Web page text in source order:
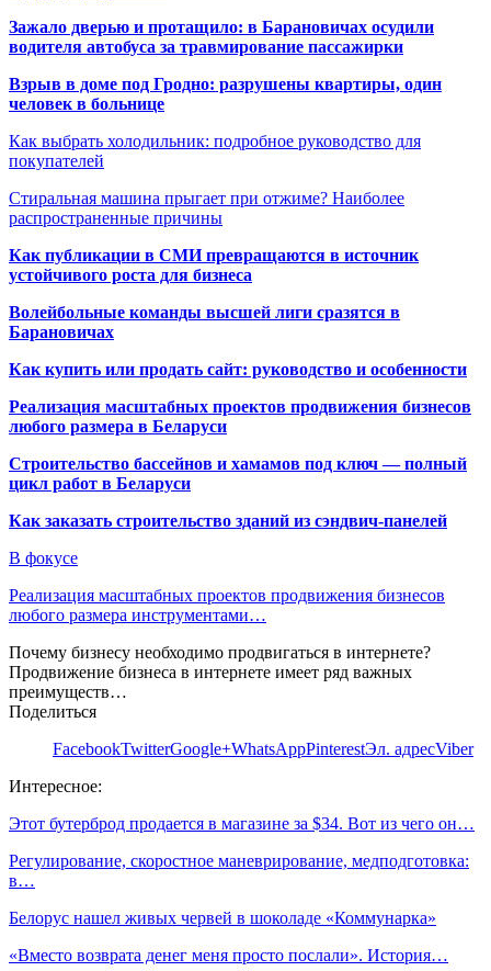
Зажало дверью и протащило: в Барановичах осудили
водителя автобуса за травмирование пассажирки
Взрыв в доме под Гродно: разрушены квартиры, один
человек в больнице
Как выбрать холодильник: подробное руководство для
покупателей
Стиральная машина прыгает при отжиме? Наиболее
распространенные причины
Как публикации в СМИ превращаются в источник
устойчивого роста для бизнеса
Волейбольные команды высшей лиги сразятся в
Барановичах
Как купить или продать сайт: руководство и особенности
Реализация масштабных проектов продвижения бизнесов
любого размера в Беларуси
Строительство бассейнов и хамамов под ключ — полный
цикл работ в Беларуси
Как заказать строительство зданий из сэндвич-панелей
В фокусе
Реализация масштабных проектов продвижения бизнесов
любого размера инструментами…
Почему бизнесу необходимо продвигаться в интернете?
Продвижение бизнеса в интернете имеет ряд важных
преимуществ…
Поделиться
FacebookTwitterGoogle+WhatsAppPinterestЭл. адресViber
Интересное:
Этот бутерброд продается в магазине за $34. Вот из чего он…
Регулирование, скоростное маневрирование, медподготовка:
в…
Белорус нашел живых червей в шоколаде «Коммунарка»
«Вместо возврата денег меня просто послали». История…